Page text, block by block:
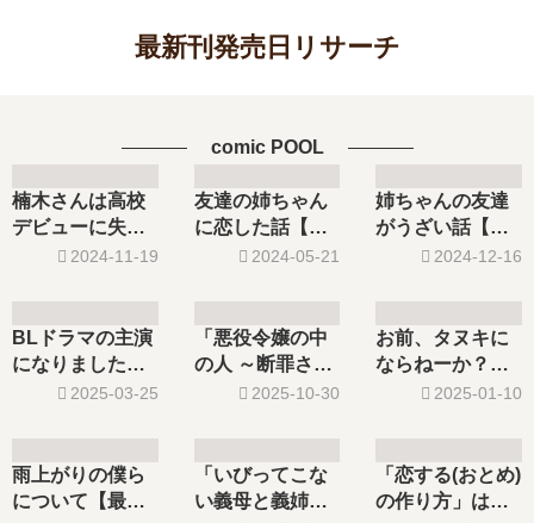
最新刊発売日リサーチ
comic POOL
楠木さんは高校
デビューに失敗
している【最新
はいつ？完結し
た？
2024-11-19
友達の姉ちゃん
に恋した話【最
新刊】3巻の発売
2024-05-21
姉ちゃんの友達
がうざい話【最
新刊】3巻の発売
た？
2024-12-16
BLドラマの主演
になりました
【最新刊】5巻の
結した？
2025-03-25
「悪役令嬢の中
の人 ～断罪され
た転生者のため
発売日はいつ？
続編の予定は？
2025-10-30
お前、タヌキに
ならねーか？
【最新刊】8巻の
結した？
2025-01-10
雨上がりの僕ら
について【最新
「いびってこな
い義母と義姉」
「恋する(おとめ)
の作り方」は完